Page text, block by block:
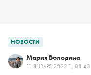
НОВОСТИ
Мария Володина
11 ЯНВАРЯ 2022 Г., 08:43